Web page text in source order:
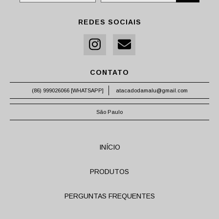
REDES SOCIAIS
CONTATO
(86) 999026066 [WHATSAPP] atacadodamalu@gmail.com
São Paulo
INÍCIO
PRODUTOS
PERGUNTAS FREQUENTES